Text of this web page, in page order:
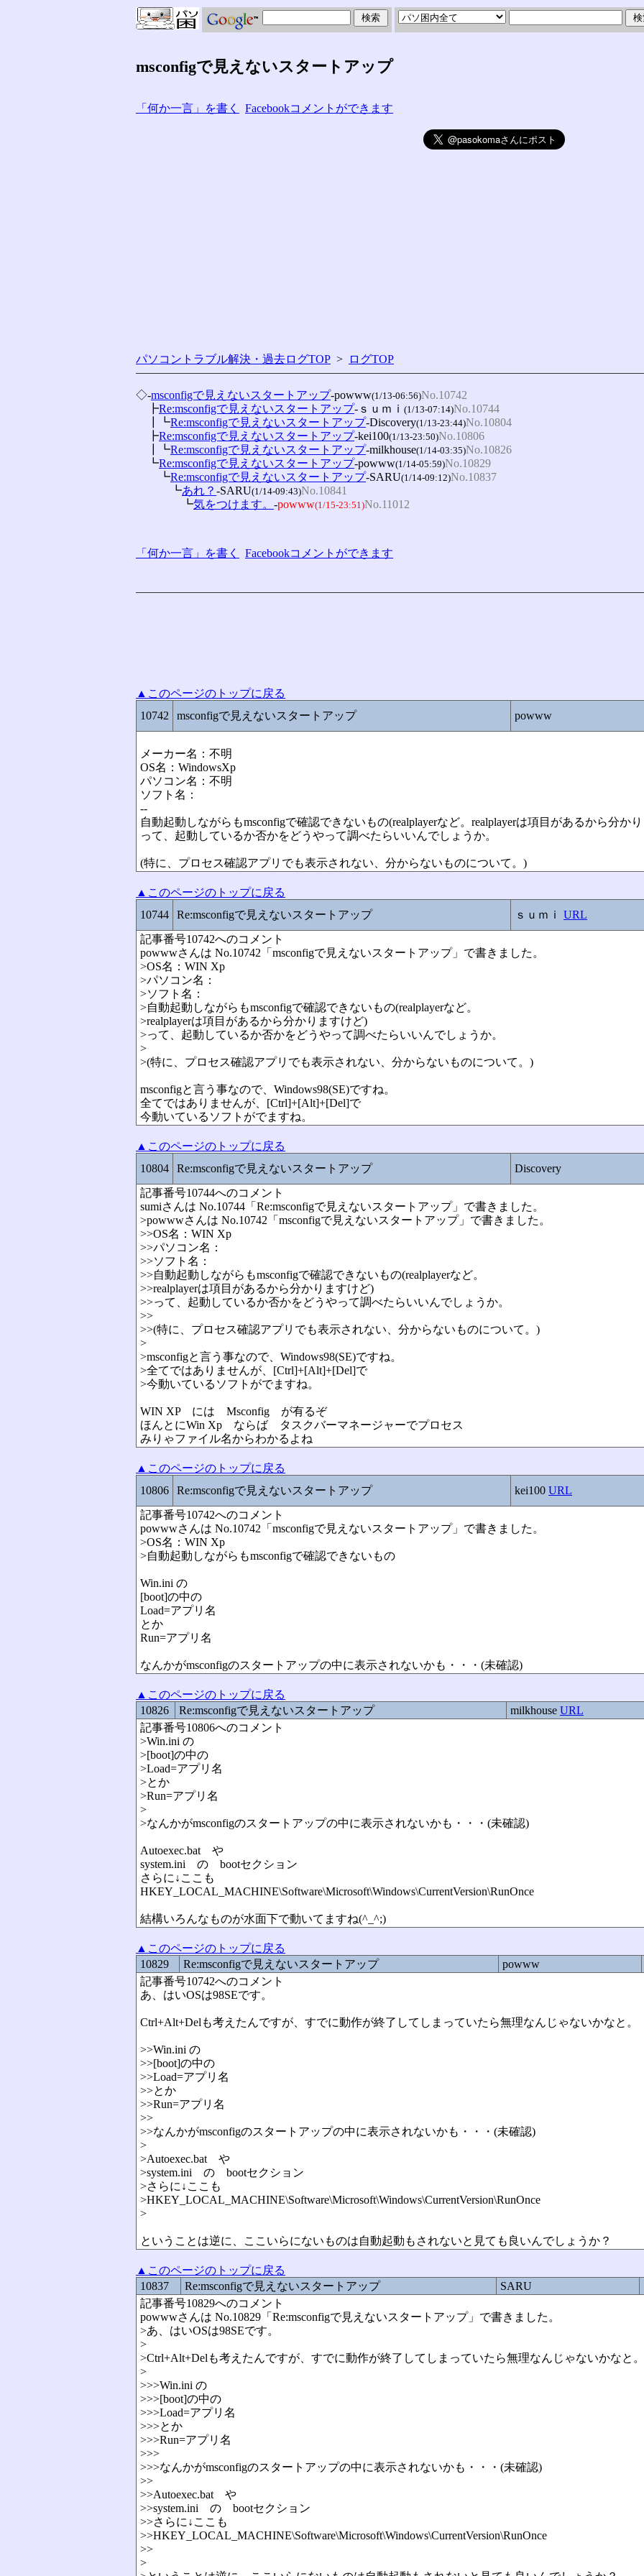
msconfigで見えないスタートアップ
「何か一言」を書く Facebookコメントができます
パソコントラブル解決・過去ログTOP > ログTOP
◇-msconfigで見えないスタートアップ-powww(1/13-06:56)No.10742
┣Re:msconfigで見えないスタートアップ-ｓｕｍｉ (1/13-07:14)No.10744
┃┗Re:msconfigで見えないスタートアップ-Discovery(1/13-23:44)No.10804
┣Re:msconfigで見えないスタートアップ-kei100(1/13-23:50)No.10806
┃┗Re:msconfigで見えないスタートアップ-milkhouse(1/14-03:35)No.10826
┗Re:msconfigで見えないスタートアップ-powww(1/14-05:59)No.10829
┗Re:msconfigで見えないスタートアップ-SARU(1/14-09:12)No.10837
┗あれ？ -SARU(1/14-09:43)No.10841
┗気をつけます。 -powww(1/15-23:51)No.11012
「何か一言」を書く Facebookコメントができます
▲このページのトップに戻る
10742
msconfigで見えないスタートアップ powww
メーカー名：不明
OS名：WindowsXp
パソコン名：不明
ソフト名：
--
自動起動しながらもmsconfigで確認できないもの(realplayerなど。realplayerは項目があるから分か
って、起動しているか否かをどうやって調べたらいいんでしょうか。
(特に、プロセス確認アプリでも表示されない、分からないものについて。)
▲このページのトップに戻る
10744
Re:msconfigで見えないスタートアップ ｓｕｍｉ URL
記事番号10742へのコメント
powwwさんは No.10742「msconfigで見えないスタートアップ」で書きました。
>OS名：WIN Xp
>パソコン名：
>ソフト名：
>自動起動しながらもmsconfigで確認できないもの(realplayerなど。
>realplayerは項目があるから分かりますけど)
>って、起動しているか否かをどうやって調べたらいいんでしょうか。
>
>(特に、プロセス確認アプリでも表示されない、分からないものについて。)
msconfigと言う事なので、Windows98(SE)ですね。
全てではありませんが、[Ctrl]+[Alt]+[Del]で
今動いているソフトがでますね。
▲このページのトップに戻る
10804
Re:msconfigで見えないスタートアップ Discovery
記事番号10744へのコメント
sumiさんは No.10744「Re:msconfigで見えないスタートアップ」で書きました。
>powwwさんは No.10742「msconfigで見えないスタートアップ」で書きました。
>>OS名：WIN Xp
>>パソコン名：
>>ソフト名：
>>自動起動しながらもmsconfigで確認できないもの(realplayerなど。
>>realplayerは項目があるから分かりますけど)
>>って、起動しているか否かをどうやって調べたらいいんでしょうか。
>>
>>(特に、プロセス確認アプリでも表示されない、分からないものについて。)
>
>msconfigと言う事なので、Windows98(SE)ですね。
>全てではありませんが、[Ctrl]+[Alt]+[Del]で
>今動いているソフトがでますね。
WIN XP には Msconfig が有るぞ
ほんとにWin Xp ならば タスクバーマネージャーでプロセス
みりゃファイル名からわかるよね
▲このページのトップに戻る
10806
Re:msconfigで見えないスタートアップ kei100 URL
記事番号10742へのコメント
powwwさんは No.10742「msconfigで見えないスタートアップ」で書きました。
>OS名：WIN Xp
>自動起動しながらもmsconfigで確認できないもの
Win.ini の
[boot]の中の
Load=アプリ名
とか
Run=アプリ名
なんかがmsconfigのスタートアップの中に表示されないかも・・・(未確認)
▲このページのトップに戻る
10826
Re:msconfigで見えないスタートアップ milkhouse URL
記事番号10806へのコメント
>Win.ini の
>[boot]の中の
>Load=アプリ名
>とか
>Run=アプリ名
>
>なんかがmsconfigのスタートアップの中に表示されないかも・・・(未確認)
Autoexec.bat や
system.ini の bootセクション
さらに↓ここも
HKEY_LOCAL_MACHINE\Software\Microsoft\Windows\CurrentVersion\RunOnce
結構いろんなものが水面下で動いてますね(^_^;)
▲このページのトップに戻る
10829
Re:msconfigで見えないスタートアップ powww
記事番号10742へのコメント
あ、はいOSは98SEです。
Ctrl+Alt+Delも考えたんですが、すでに動作が終了してしまっていたら無理なんじゃないかなと。
>>Win.ini の
>>[boot]の中の
>>Load=アプリ名
>>とか
>>Run=アプリ名
>>
>>なんかがmsconfigのスタートアップの中に表示されないかも・・・(未確認)
>
>Autoexec.bat や
>system.ini の bootセクション
>さらに↓ここも
>HKEY_LOCAL_MACHINE\Software\Microsoft\Windows\CurrentVersion\RunOnce
>
ということは逆に、ここいらにないものは自動起動もされないと見ても良いんでしょうか？
▲このページのトップに戻る
10837
Re:msconfigで見えないスタートアップ SARU
記事番号10829へのコメント
powwwさんは No.10829「Re:msconfigで見えないスタートアップ」で書きました。
>あ、はいOSは98SEです。
>
>Ctrl+Alt+Delも考えたんですが、すでに動作が終了してしまっていたら無理なんじゃないかなと。
>
>>>Win.ini の
>>>[boot]の中の
>>>Load=アプリ名
>>>とか
>>>Run=アプリ名
>>>
>>>なんかがmsconfigのスタートアップの中に表示されないかも・・・(未確認)
>>
>>Autoexec.bat や
>>system.ini の bootセクション
>>さらに↓ここも
>>HKEY_LOCAL_MACHINE\Software\Microsoft\Windows\CurrentVersion\RunOnce
>>
>